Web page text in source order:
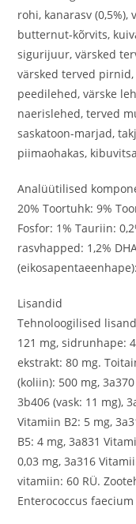
rohi, kanarasv (0,5%),
butternut-kõrvits,
sigurijuur, värsked
värsked terved
peedilehed, värske
naerislehed, terved
saskatoon-marjad,
piimaohakas,
Analüütilised
20% Toortuhk: 9%
Fosfor: 1% Tauriin:
rasvhapped: 1,2%
Lisandid
Tehnoloogilised
121 mg, sidrunhape:
ekstrakt: 80 mg.
(koliin): 500 mg,
3b406 (vask: 11 mg),
Vitamiin B2: 5 mg,
B5: 4 mg, 3a831
0,03 mg, 3a316
vitamiin: 60 RÜ.
Enterococcus faecium